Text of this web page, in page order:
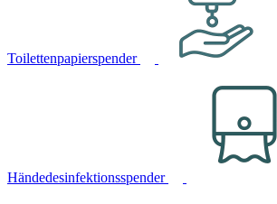
Toilettenpapierspender
Händedesinfektionsspender